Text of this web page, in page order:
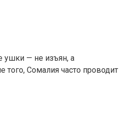
ушки — не изъян, а
Сомалия часто проводит